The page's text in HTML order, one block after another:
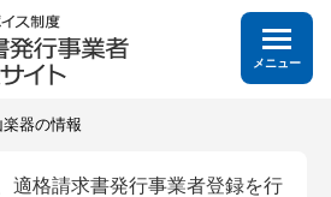
メニュー
器の情報
適格請求書発行事業者登録を行